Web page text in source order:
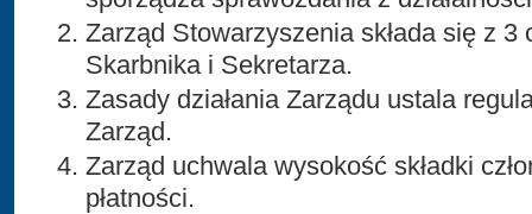
Zarząd Stowarzyszenia składa się z 3
Skarbnika i Sekretarza.
Zasady działania Zarządu ustala
Zarząd.
Zarząd uchwala wysokość składki
płatności.